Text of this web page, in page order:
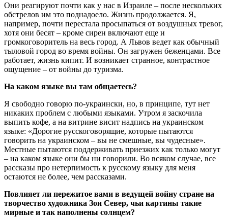
Они реагируют почти как у нас в Израиле – после нескольких
обстрелов им это поднадоело. Жизнь продолжается. Я,
например, почти перестала просыпаться от воздушных тревог,
хотя они бесят – кроме сирен включают еще и
громкоговоритель на весь город. А Львов ведет как обычный
тыловой город во время войны. Он загружен беженцами. Все
работает, жизнь кипит. И возникает странное, контрастное
ощущение – от войны до туризма.
На каком языке вы там общаетесь?
Я свободно говорю по-украински, но, в принципе, тут нет
никаких проблем с любыми языками. Утром я заскочила
выпить кофе, а на витрине висит надпись на украинском
языке: «Дорогие русскоговорящие, которые пытаются
говорить на украинском – вы не смешные, вы чудесные».
Местные пытаются поддерживать приезжих как только могут
– на каком языке они бы ни говорили. Во всяком случае, все
рассказы про нетерпимость к русскому языку для меня
остаются не более, чем рассказами.
Повлияет ли пережитое вами в ведущей войну стране на
творчество художника Зои Север, чьи картины такие
мирные и так наполнены солнцем?